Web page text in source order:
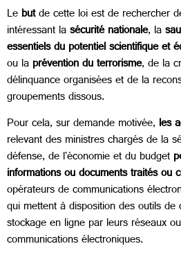
Lebutde cette loi est de rechercher
intéressant lasécurité nationale, la
essentiels du potentiel scientifique et
ou laprévention du terrorisme, de la
délinquance organisées et de la
groupements dissous.
Pour cela, sur demande motivée,les
relevant des ministres chargés de la
défense, de l'économie et du budget
informations ou documents traités ou
opérateurs de communications
qui mettent à disposition des outils
stockage en ligne par leurs réseaux
communications électroniques.